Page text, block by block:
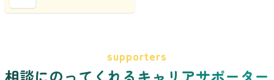
supporters